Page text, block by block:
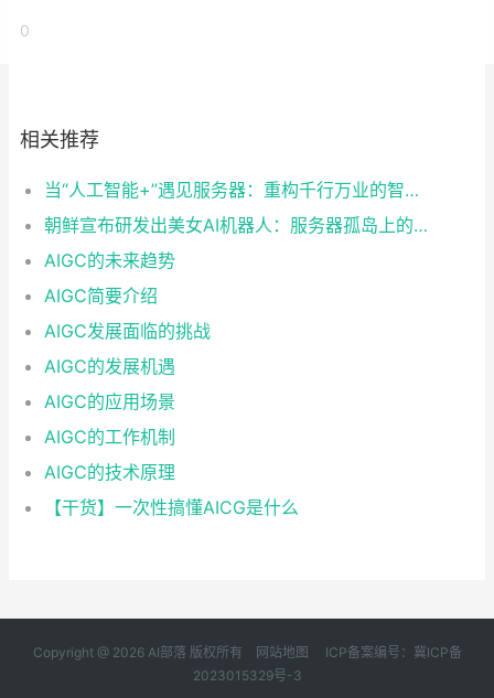
0
相关推荐
当“人工智能+”遇见服务器：重构千行万业的智能基座
朝鲜宣布研发出美女AI机器人：服务器孤岛上的技术突围与现实困境
AIGC的未来趋势
AIGC简要介绍
AIGC发展面临的挑战
AIGC的发展机遇
AIGC的应用场景
AIGC的工作机制
AIGC的技术原理
【干货】一次性搞懂AICG是什么
Copyright @ 2026 AI部落 版权所有 网站地图
ICP备案编号：冀ICP备
2023015329号-3